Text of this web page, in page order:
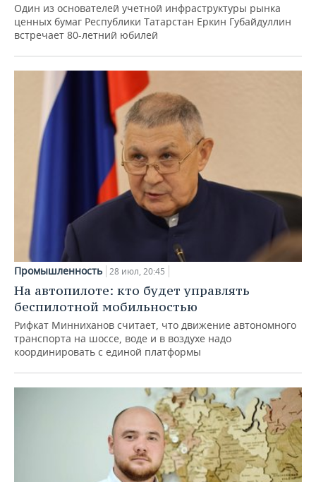
Один из основателей учетной инфраструктуры рынка
ценных бумаг Республики Татарстан Еркин Губайдуллин
встречает 80-летний юбилей
Промышленность 28 июл, 20:45
На автопилоте: кто будет управлять
беспилотной мобильностью
Рифкат Минниханов считает, что движение автономного
транспорта на шоссе, воде и в воздухе надо
координировать с единой платформы